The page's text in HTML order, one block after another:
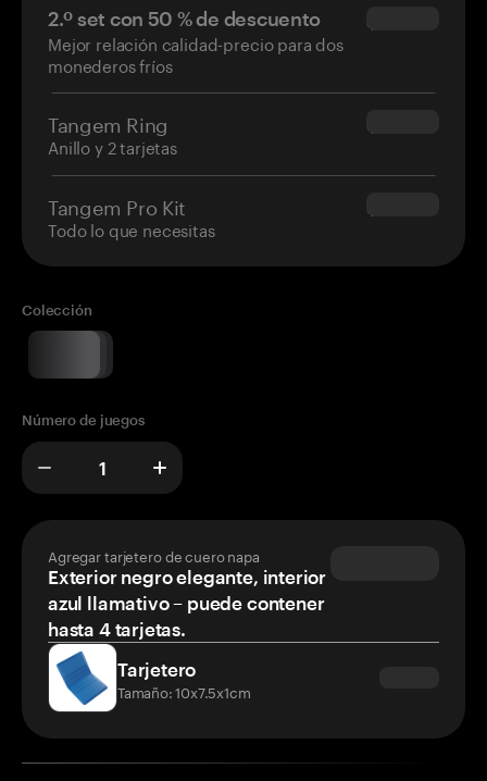
2.º set con 50 % de descuento
Mejor relación calidad-precio para dos
monederos fríos
$34.95
Tangem Ring
Anillo y 2 tarjetas
$160.00
Tangem Pro Kit
Todo lo que necesitas
$180.00
Colección
Número de juegos
Agregar tarjetero de cuero napa
Exterior negro elegante, interior
azul llamativo – puede contener
hasta 4 tarjetas.
Tarjetero
Tamaño: 10x7.5x1cm